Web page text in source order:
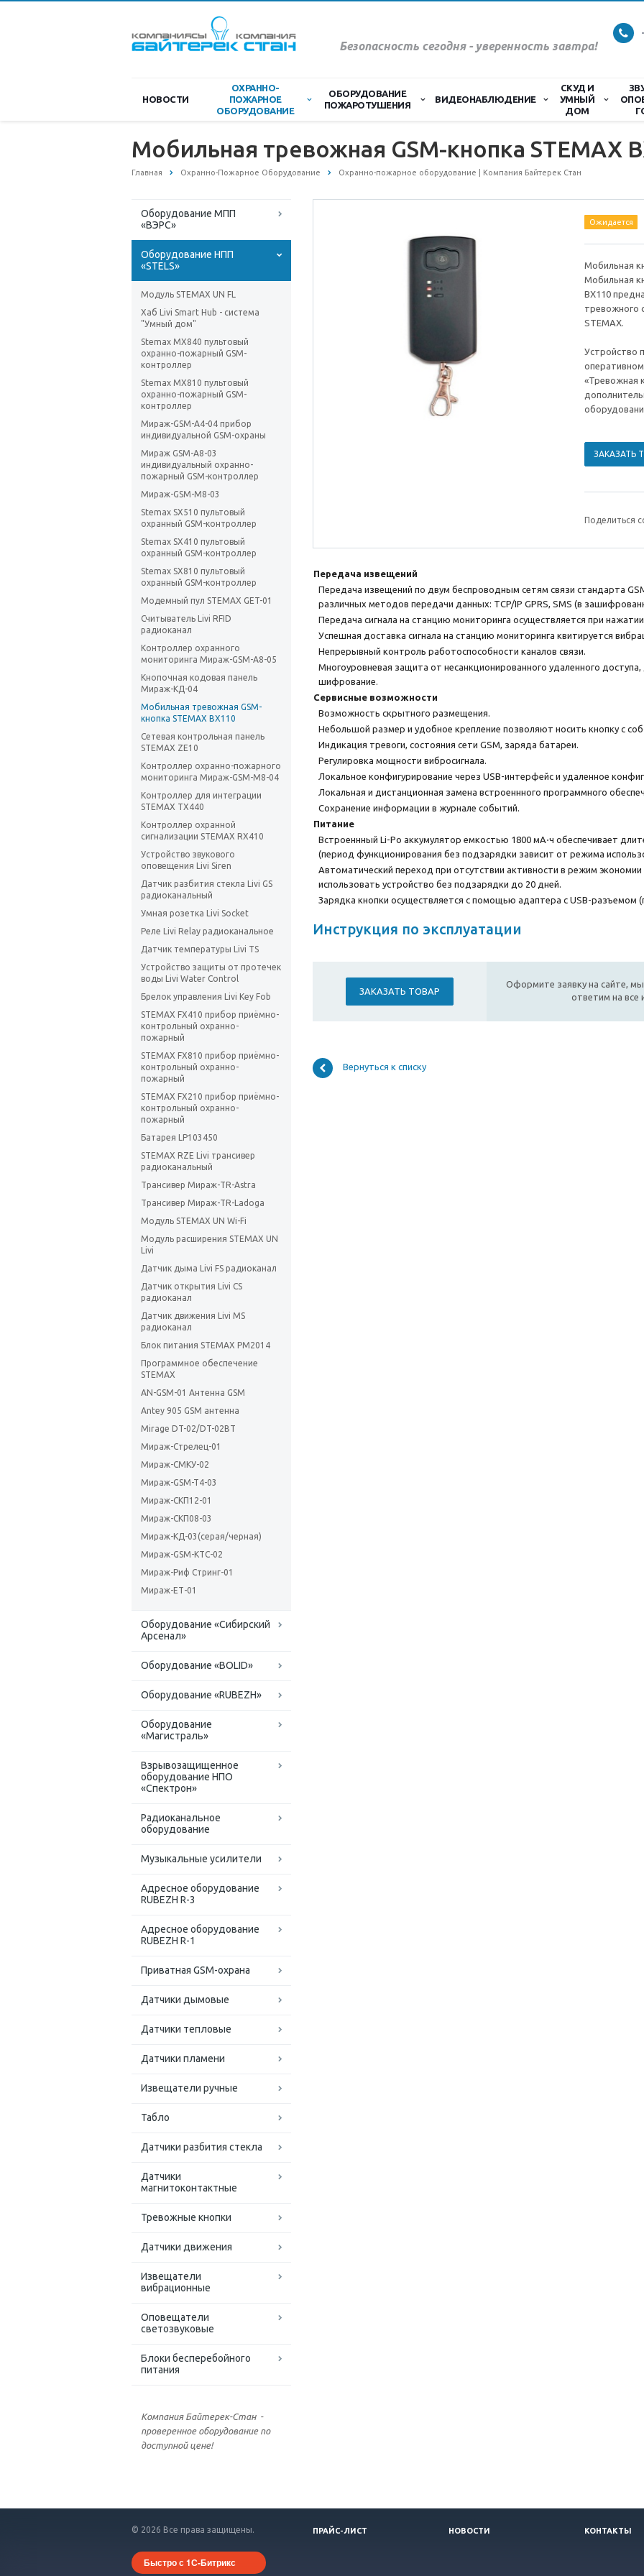
Безопасность сегодня - уверенность завтра!
НОВОСТИ
ОХРАННО-
ПОЖАРНОЕ
ОБОРУДОВАНИЕ
ОБОРУДОВАНИЕ
ПОЖАРОТУШЕНИЯ
ВИДЕОНАБЛЮДЕНИЕ
СКУД И
УМНЫЙ
ДОМ
Мобильная тревожная GSM-кнопка STEMAX
Главная Охранно-Пожарное Оборудование Охранно-пожарное оборудование | Компания Байтерек Стан
Оборудование МПП
«ВЭРС»
Оборудование НПП
«STELS»
Модуль STEMAX UN FL
Хаб Livi Smart Hub - система
"Умный дом"
Stemax MX840 пультовый
охранно-пожарный GSM-
контроллер
Stemax MX810 пультовый
охранно-пожарный GSM-
контроллер
Мираж-GSM-A4-04 прибор
индивидуальной GSM-охраны
Мираж GSM-A8-03
индивидуальный охранно-
пожарный GSM-контроллер
Мираж-GSM-M8-03
Stemax SX510 пультовый
охранный GSM-контроллер
Stemax SX410 пультовый
охранный GSM-контроллер
Stemax SX810 пультовый
охранный GSM-контроллер
Модемный пул STEMAX GET-01
Считыватель Livi RFID
радиоканал
Контроллер охранного
мониторинга Мираж-GSM-A8-05
Кнопочная кодовая панель
Мираж-КД-04
Мобильная тревожная GSM-
кнопка STEMAX BX110
Сетевая контрольная панель
STEMAX ZE10
Контроллер охранно-пожарного
мониторинга Мираж-GSM-M8-04
Контроллер для интеграции
STEMAX TX440
Контроллер охранной
сигнализации STEMAX RX410
Устройство звукового
оповещения Livi Siren
Датчик разбития стекла Livi GS
радиоканальный
Умная розетка Livi Socket
Реле Livi Relay радиоканальное
Датчик температуры Livi TS
Устройство защиты от протечек
воды Livi Water Control
Брелок управления Livi Key Fob
STEMAX FX410 прибор приёмно-
контрольный охранно-
пожарный
STEMAX FX810 прибор приёмно-
контрольный охранно-
пожарный
STEMAX FX210 прибор приёмно-
контрольный охранно-
пожарный
Батарея LP103450
STEMAX RZE Livi трансивер
радиоканальный
Трансивер Мираж-TR-Astra
Трансивер Мираж-TR-Ladoga
Модуль STEMAX UN Wi-Fi
Модуль расширения STEMAX UN
Livi
Датчик дыма Livi FS радиоканал
Датчик открытия Livi CS
радиоканал
Датчик движения Livi MS
радиоканал
Блок питания STEMAX PM2014
Программное обеспечение
STEMAX
AN-GSM-01 Антенна GSM
Antey 905 GSM антенна
Mirage DT-02/DT-02BT
Мираж-Стрелец-01
Мираж-СМКУ-02
Мираж-GSM-T4-03
Мираж-СКП12-01
Мираж-СКП08-03
Мираж-КД-03(серая/черная)
Мираж-GSM-КТС-02
Мираж-Риф Стринг-01
Мираж-ЕТ-01
Оборудование «Сибирский
Арсенал»
Оборудование «BOLID»
Оборудование «RUBEZH»
Оборудование
«Магистраль»
Взрывозащищенное
оборудование НПО
«Спектрон»
Радиоканальное
оборудование
Музыкальные усилители
Адресное оборудование
RUBEZH R-3
Адресное оборудование
RUBEZH R-1
Приватная GSM-охрана
Датчики дымовые
Датчики тепловые
Датчики пламени
Извещатели ручные
Табло
Датчики разбития стекла
Датчики
магнитоконтактные
Тревожные кнопки
Датчики движения
Извещатели
вибрационные
Оповещатели
светозвуковые
Блоки бесперебойного
питания
Компания Байтерек-Стан -
проверенное оборудование по
доступной цене!
Ожидается
Мобильная
Мобильная
BX110
тревожного
STEMAX.
Устройство
«Тревожная
ЗАКАЗАТЬ
Поделиться
Передача извещений
Передача извещений по двум беспроводным сетям связи стандарта
различных методов передачи данных: TCP/IP GPRS, SMS (в
Передача сигнала на станцию мониторинга осуществляется при нажатии
Успешная доставка сигнала на станцию мониторинга квитируется
Непрерывный контроль работоспособности каналов связи.
Многоуровневая защита от несанкционированного удаленного
шифрование.
Сервисные возможности
Возможность скрытного размещения.
Небольшой размер и удобное крепление позволяют носить кнопку с
Индикация тревоги, состояния сети GSM, заряда батареи.
Регулировка мощности вибросигнала.
Локальное конфигурирование через USB-интерфейс и удаленное
Локальная и дистанционная замена встроеннного программного
Сохранение информации в журнале событий.
Питание
Встроеннный Li-Po аккумулятор емкостью 1800 мА⋅ч обеспечивает
(период функционирования без подзарядки зависит от режима
Автоматический переход при отсутствии активности в режим
использовать устройство без подзарядки до 20 дней.
Зарядка кнопки осуществляется с помощью адаптера с USB-разъемом
Инструкция по эксплуатации
ЗАКАЗАТЬ ТОВАР
Оформите заявку на сайте,
ответим на все
Вернуться к списку
© 2026 Все права защищены.
Быстро с 1С-Битрикс
ПРАЙС-ЛИСТ НОВОСТИ КОНТАКТЫ